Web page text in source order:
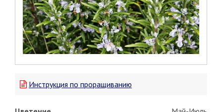
Инструкция по проращиванию